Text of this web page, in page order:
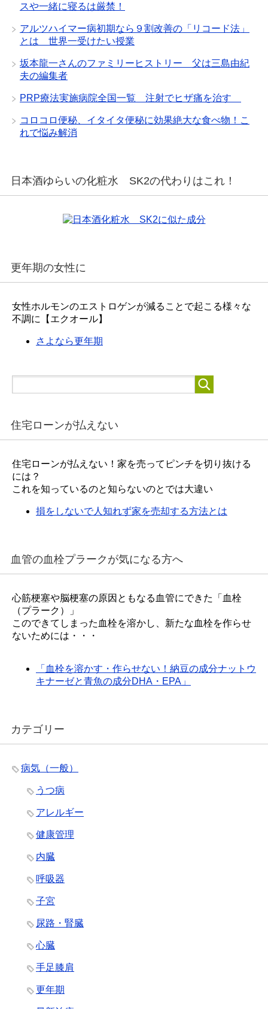
スや一緒に寝るは厳禁！
アルツハイマー病初期なら９割改善の「リコード法」
とは 世界一受けたい授業
坂本龍一さんのファミリーヒストリー 父は三島由紀
夫の編集者
PRP療法実施病院全国一覧 注射でヒザ痛を治す
コロコロ便秘、イタイタ便秘に効果絶大な食べ物！こ
れで悩み解消
日本酒ゆらいの化粧水 SK2の代わりはこれ！
更年期の女性に
女性ホルモンのエストロゲンが減ることで起こる様々な
不調に【エクオール】
さよなら更年期
住宅ローンが払えない
住宅ローンが払えない！家を売ってピンチを切り抜ける
には？
これを知っているのと知らないのとでは大違い
損をしないで人知れず家を売却する方法とは
血管の血栓プラークが気になる方へ
心筋梗塞や脳梗塞の原因ともなる血管にできた「血栓
（プラーク）」
このできてしまった血栓を溶かし、新たな血栓を作らせ
ないためには・・・
「血栓を溶かす・作らせない！納豆の成分ナットウ
キナーゼと青魚の成分DHA・EPA」
カテゴリー
病気（一般）
うつ病
アレルギー
健康管理
内臓
呼吸器
子宮
尿路・腎臓
心臓
手足膝肩
更年期